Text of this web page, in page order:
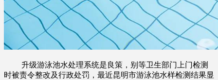
升级游泳池水处理系统是良策，别等卫生部门上门检测
时被责令整改及行政处罚，最近昆明市游泳池水样检测结果显